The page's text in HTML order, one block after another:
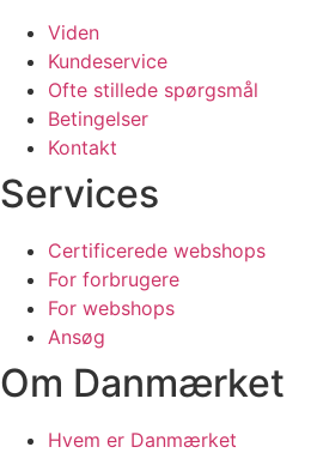
Viden
Kundeservice
Ofte stillede spørgsmål
Betingelser
Kontakt
Services
Certificerede webshops
For forbrugere
For webshops
Ansøg
Om Danmærket
Hvem er Danmærket